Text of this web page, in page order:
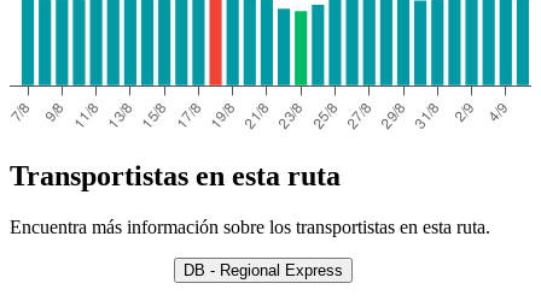
Transportistas en esta ruta
Encuentra más información sobre los transportistas en esta ruta.
DB - Regional Express